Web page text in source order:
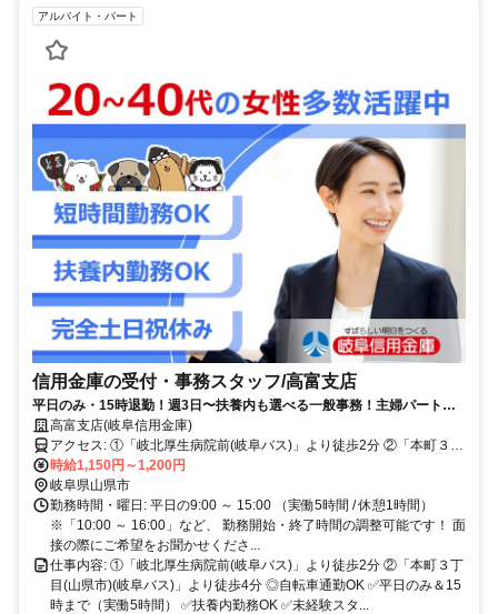
アルバイト・パート
信用金庫の受付・事務スタッフ/高富支店
平日のみ・15時退勤！週3日〜扶養内も選べる一般事務！主婦パート活
躍中の金融事務アルバイト・パート募集◎
高富支店(岐阜信用金庫)
アクセス: ①「岐北厚生病院前(岐阜バス)」より徒歩2分 ②「本町３丁
目(山県市)(岐阜バス)」より徒歩4分 ◎自転車通勤OK
時給1,150円～1,200円
岐阜県山県市
勤務時間・曜日: 平日の9:00 ～ 15:00 （実働5時間 / 休憩1時間）
※「10:00 ～ 16:00」など、 勤務開始・終了時間の調整可能です！ 面
接の際にご希望をお聞かせくださ...
仕事内容: ①「岐北厚生病院前(岐阜バス)」より徒歩2分 ②「本町３丁
目(山県市)(岐阜バス)」より徒歩4分 ◎自転車通勤OK ✅平日のみ＆15
時まで（実働5時間） ✅扶養内勤務OK ✅未経験スタ...